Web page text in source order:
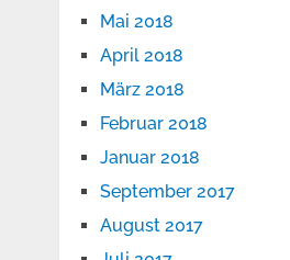
Mai 2018
April 2018
März 2018
Februar 2018
Januar 2018
September 2017
August 2017